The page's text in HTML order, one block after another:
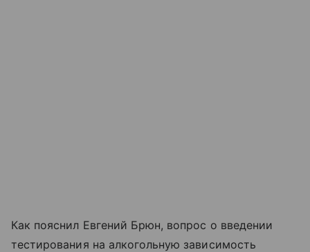
Как пояснил Евгений Брюн, вопрос о введении
тестирования на алкогольную зависимость